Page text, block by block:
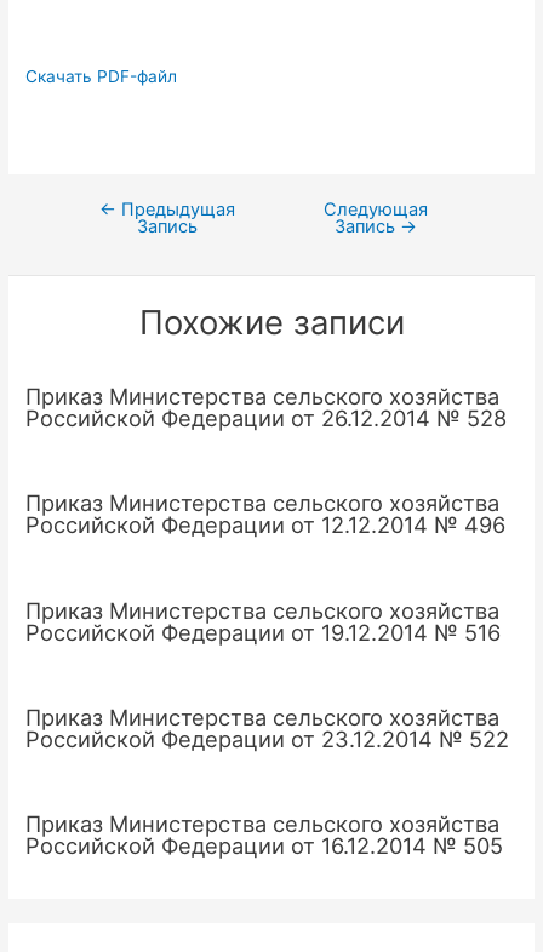
Скачать PDF-файл
Навигация
записям
← Предыдущая
Запись
Следующая
Запись →
Похожие записи
Приказ Министерства сельского хозяйства
Российской Федерации от 26.12.2014 № 528
Приказ Министерства сельского хозяйства
Российской Федерации от 12.12.2014 № 496
Приказ Министерства сельского хозяйства
Российской Федерации от 19.12.2014 № 516
Приказ Министерства сельского хозяйства
Российской Федерации от 23.12.2014 № 522
Приказ Министерства сельского хозяйства
Российской Федерации от 16.12.2014 № 505